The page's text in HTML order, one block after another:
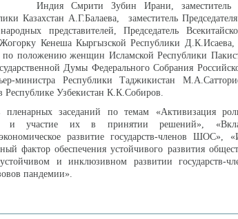
Индия Смрити Зубин Ирани, заместитель
Казахстан А.Г.Балаева, заместитель
представителей, Председатель
Кенеша Кыргызской Республики Д.К.Исаева,
положению женщин Исламской Республики
Думы Федерального Собрания
министра Республики Таджикистан
Узбекистан К.К.Собиров.
пленарных заседаний по темам «Активизация
и участие их в принятии решений»,
развитие государств-членов ШОС»,
фактор обеспечения устойчивого развития
и инклюзивном развитии государств-
пандемии».